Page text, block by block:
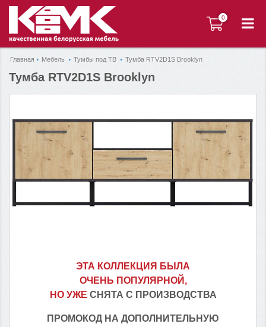
0
0
Главная Мебель Тумбы под ТВ Тумба RTV2D1S Brooklyn
Тумба RTV2D1S Brooklyn
ЭТА КОЛЛЕКЦИЯ БЫЛА
ОЧЕНЬ ПОПУЛЯРНОЙ,
НО УЖЕ СНЯТА С ПРОИЗВОДСТВА
ПРОМОКОД НА ДОПОЛНИТЕЛЬНУЮ